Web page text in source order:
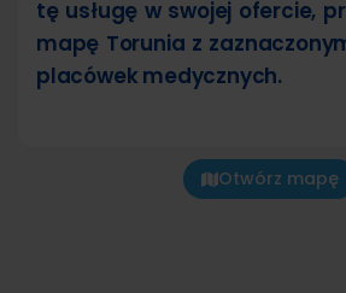
tę usługę w swojej ofercie,
mapę Torunia z
placówek medycznych.
Otwórz mapę